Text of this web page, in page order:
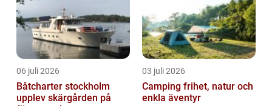
06 juli 2026
Båtcharter stockholm
upplev skärgården på
03 juli 2026
Camping frihet, natur och
enkla äventyr